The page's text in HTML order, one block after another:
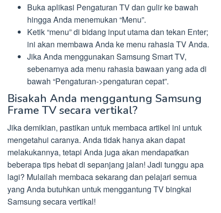
Buka aplikasi Pengaturan TV dan gulir ke bawah
hingga Anda menemukan “Menu”.
Ketik “menu” di bidang input utama dan tekan Enter;
ini akan membawa Anda ke menu rahasia TV Anda.
Jika Anda menggunakan Samsung Smart TV,
sebenarnya ada menu rahasia bawaan yang ada di
bawah “Pengaturan->pengaturan cepat”.
Bisakah Anda menggantung Samsung
Frame TV secara vertikal?
Jika demikian, pastikan untuk membaca artikel ini untuk
mengetahui caranya. Anda tidak hanya akan dapat
melakukannya, tetapi Anda juga akan mendapatkan
beberapa tips hebat di sepanjang jalan! Jadi tunggu apa
lagi? Mulailah membaca sekarang dan pelajari semua
yang Anda butuhkan untuk menggantung TV bingkai
Samsung secara vertikal!